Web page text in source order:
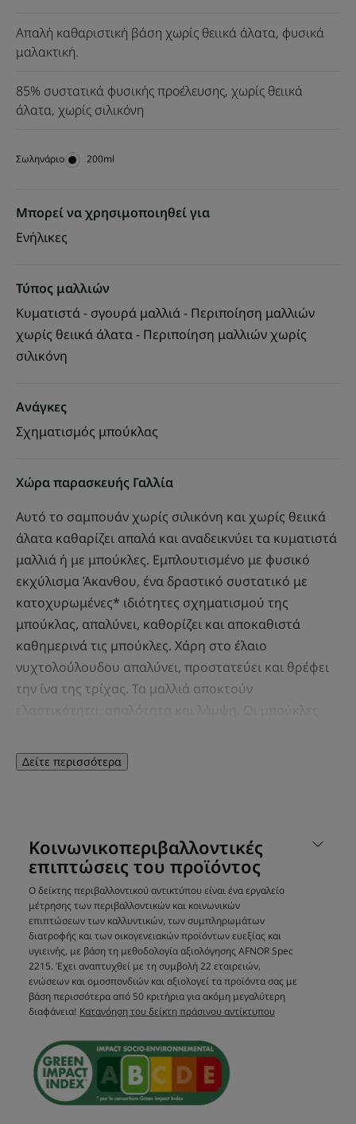
Απαλή καθαριστική βάση χωρίς θειικά άλατα, φυσικά
μαλακτική.
85% συστατικά φυσικής προέλευσης, χωρίς θειικά
άλατα, χωρίς σιλικόνη
Σωληνάριο Σωληνάριο
200ml
Μπορεί να χρησιμοποιηθεί για
Ενήλικες
Τύπος μαλλιών
Κυματιστά - σγουρά μαλλιά - Περιποίηση μαλλιών
χωρίς θειικά άλατα - Περιποίηση μαλλιών χωρίς
σιλικόνη
Ανάγκες
Σχηματισμός μπούκλας
Χώρα παρασκευής Γαλλία
Αυτό το σαμπουάν χωρίς σιλικόνη και χωρίς θειικά
άλατα καθαρίζει απαλά και αναδεικνύει τα κυματιστά
μαλλιά ή με μπούκλες. Εμπλουτισμένο με φυσικό
εκχύλισμα Άκανθου, ένα δραστικό συστατικό με
κατοχυρωμένες* ιδιότητες σχηματισμού της
μπούκλας, απαλύνει, καθορίζει και αποκαθιστά
καθημερινά τις μπούκλες. Χάρη στο έλαιο
νυχτολούλουδου απαλύνει, προστατεύει και θρέφει
την ίνα της τρίχας. Τα μαλλιά αποκτούν
φύση τους.
•ΠΡΟΣΤΑΣΙΑ ΚΑΙ ΘΡΕΨΗ ΤΗΣ ΙΝΑΣ ΤΩΝ ΜΑΛΛΙΩΝ:
αφήνει τα μαλλιά απαλά με απαραίτητη θρέψη,
χαρίζοντας μπούκλες με τέλεια ανάλαφρη όψη.
• ΑΠΑΛΗ ΟΨΗ ΚΑΙ ΣΧΗΜΑ: καθορίζει και δίνει ξανά
σχήμα στις μπούκλες.
Υφή
Δείτε περισσότερα
Κοινωνικοπεριβαλλοντικές
επιπτώσεις του προϊόντος
Ο δείκτης περιβαλλοντικού αντικτύπου είναι ένα εργαλείο
μέτρησης των περιβαλλοντικών και κοινωνικών
επιπτώσεων των καλλυντικών, των συμπληρωμάτων
διατροφής και των οικογενειακών προϊόντων ευεξίας και
υγιεινής, με βάση τη μεθοδολογία αξιολόγησης AFNOR Spec
2215. Έχει αναπτυχθεί με τη συμβολή 22 εταιρειών,
ενώσεων και ομοσπονδιών και αξιολογεί τα προϊόντα σας με
βάση περισσότερα από 50 κριτήρια για ακόμη μεγαλύτερη
διαφάνεια! Κατανόηση του δείκτη πράσινου αντίκτυπου